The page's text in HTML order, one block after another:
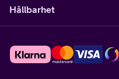
Hållbarhet